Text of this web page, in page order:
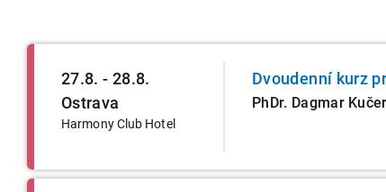
27.8. - 28.8.
Ostrava
Harmony Club Hotel
Dvoudenní kurz
PhDr. Dagmar